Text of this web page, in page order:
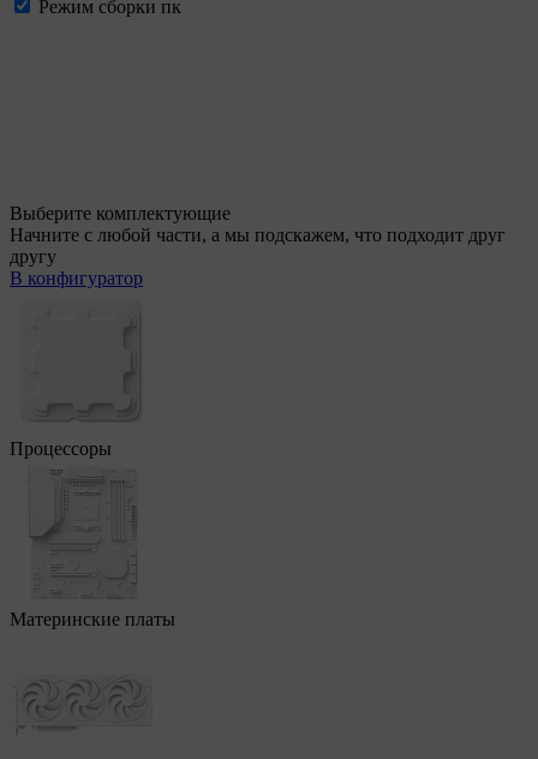
Режим сборки пк
Выберите комплектующие
Начните с любой части, а мы подскажем, что подходит друг
другу
В конфигуратор
Процессоры
Материнские платы